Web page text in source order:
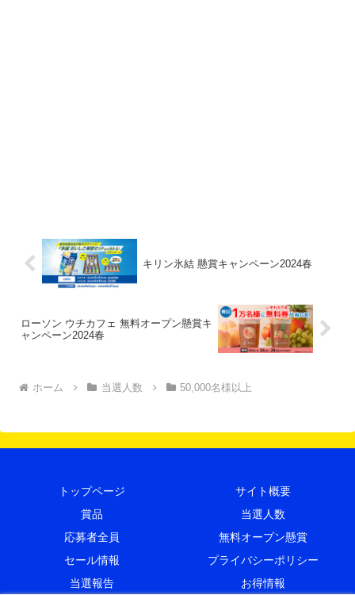
キリン氷結 懸賞キャンペーン2024春
ローソン ウチカフェ 無料オープン懸賞キ
ャンペーン2024春
ホーム 当選人数 50,000名様以上
トップページ
サイト概要
賞品
当選人数
応募者全員
無料オープン懸賞
セール情報
プライバシーポリシー
当選報告
お得情報